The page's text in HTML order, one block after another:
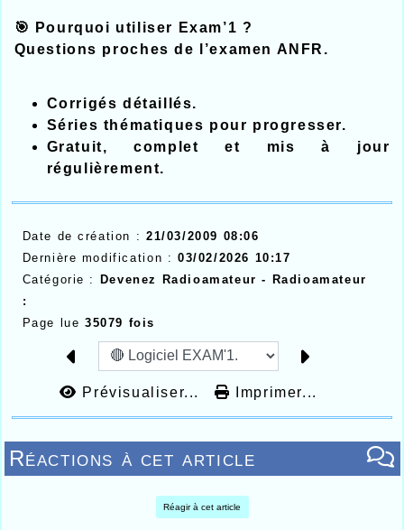
🎯 Pourquoi utiliser Exam’1 ?
Questions proches de l’examen ANFR.
Corrigés détaillés.
Séries thématiques pour progresser.
Gratuit, complet et mis à jour
régulièrement.
Date de création : 21/03/2009 08:06
Dernière modification : 03/02/2026 10:17
Catégorie : Devenez Radioamateur - Radioamateur
:
Page lue 35079 fois
Prévisualiser... Imprimer...
Réactions à cet article
Réagir à cet article